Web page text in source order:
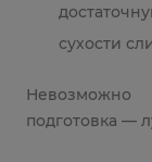
сухости
подготовка —